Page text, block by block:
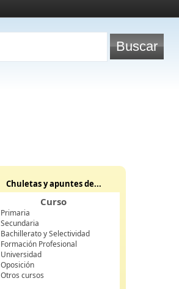
Chuletas y apuntes de...
Curso
Primaria
Secundaria
Bachillerato y Selectividad
Formación Profesional
Universidad
Oposición
Otros cursos